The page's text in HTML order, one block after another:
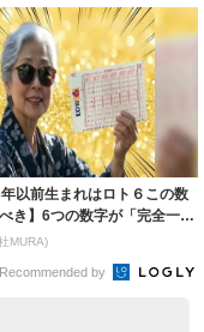
年以前生まれはロト６この数
き】6つの数字が「完全一
...
MURA)
Recommended by